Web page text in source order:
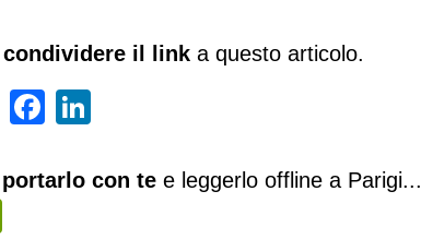
condividere il linka questo articolo.
WhatsAppFacebook
portarlo con te e leggerlo offline a Parigi...